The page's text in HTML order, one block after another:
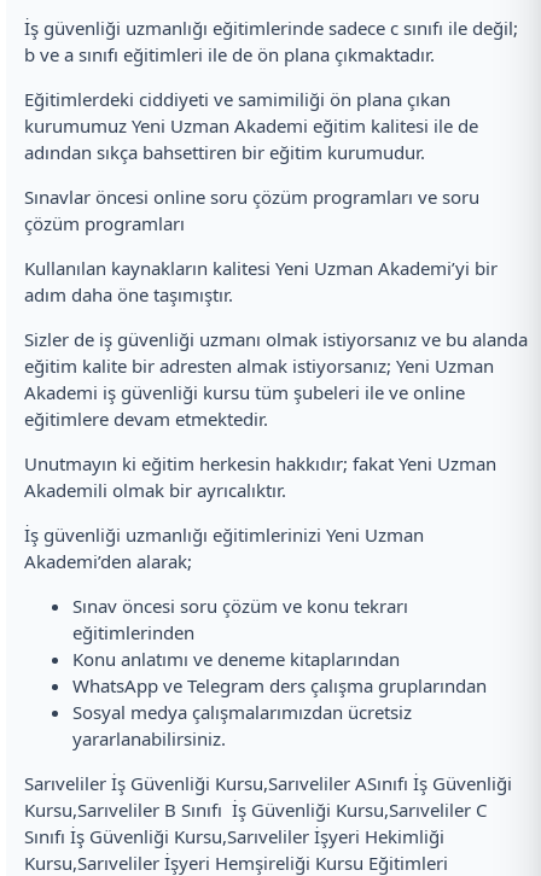
İş güvenliği uzmanlığı eğitimlerinde sadece c sınıfı ile değil;
b ve a sınıfı eğitimleri ile de ön plana çıkmaktadır.
Eğitimlerdeki ciddiyeti ve samimiliği ön plana çıkan
kurumumuz Yeni Uzman Akademi eğitim kalitesi ile de
adından sıkça bahsettiren bir eğitim kurumudur.
Sınavlar öncesi online soru çözüm programları ve soru
çözüm programları
Kullanılan kaynakların kalitesi Yeni Uzman Akademi’yi bir
adım daha öne taşımıştır.
Sizler de iş güvenliği uzmanı olmak istiyorsanız ve bu alanda
eğitim kalite bir adresten almak istiyorsanız; Yeni Uzman
Akademi iş güvenliği kursu tüm şubeleri ile ve online
eğitimlere devam etmektedir.
Unutmayın ki eğitim herkesin hakkıdır; fakat Yeni Uzman
Akademili olmak bir ayrıcalıktır.
İş güvenliği uzmanlığı eğitimlerinizi Yeni Uzman
Akademi’den alarak;
Sınav öncesi soru çözüm ve konu tekrarı
eğitimlerinden
Konu anlatımı ve deneme kitaplarından
WhatsApp ve Telegram ders çalışma gruplarından
Sosyal medya çalışmalarımızdan ücretsiz
yararlanabilirsiniz.
Sarıveliler İş Güvenliği Kursu,Sarıveliler ASınıfı İş Güvenliği
Kursu,Sarıveliler B Sınıfı İş Güvenliği Kursu,Sarıveliler C
Sınıfı İş Güvenliği Kursu,Sarıveliler İşyeri Hekimliği
Kursu,Sarıveliler İşyeri Hemşireliği Kursu Eğitimleri